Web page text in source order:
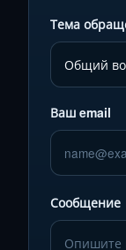
Тема
Ваш email
Сообщение